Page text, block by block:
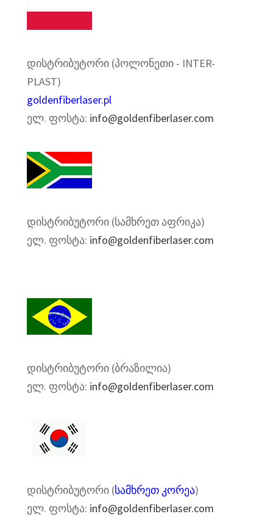
დისტრიბუტორი (პოლონეთი - INTER-
PLAST)
goldenfiberlaser.pl
ელ. ფოსტა: info@goldenfiberlaser.com
დისტრიბუტორი (სამხრეთ აფრიკა)
ელ. ფოსტა: info@goldenfiberlaser.com
დისტრიბუტორი (ბრაზილია)
ელ. ფოსტა: info@goldenfiberlaser.com
დისტრიბუტორი (სამხრეთ კორეა)
ელ. ფოსტა: info@goldenfiberlaser.com